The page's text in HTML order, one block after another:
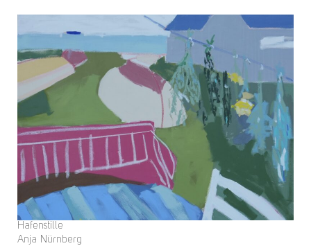
Hafenstille
Anja Nürnberg